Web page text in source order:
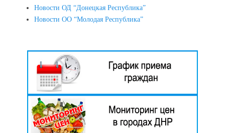
Новости ОД “Донецкая Республика”
Новости ОО “Молодая Республика”